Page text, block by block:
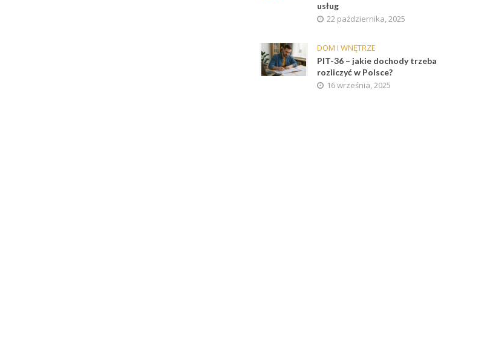
usług
22 października, 2025
DOM I WNĘTRZE
PIT-36 – jakie dochody trzeba
rozliczyć w Polsce?
16 września, 2025